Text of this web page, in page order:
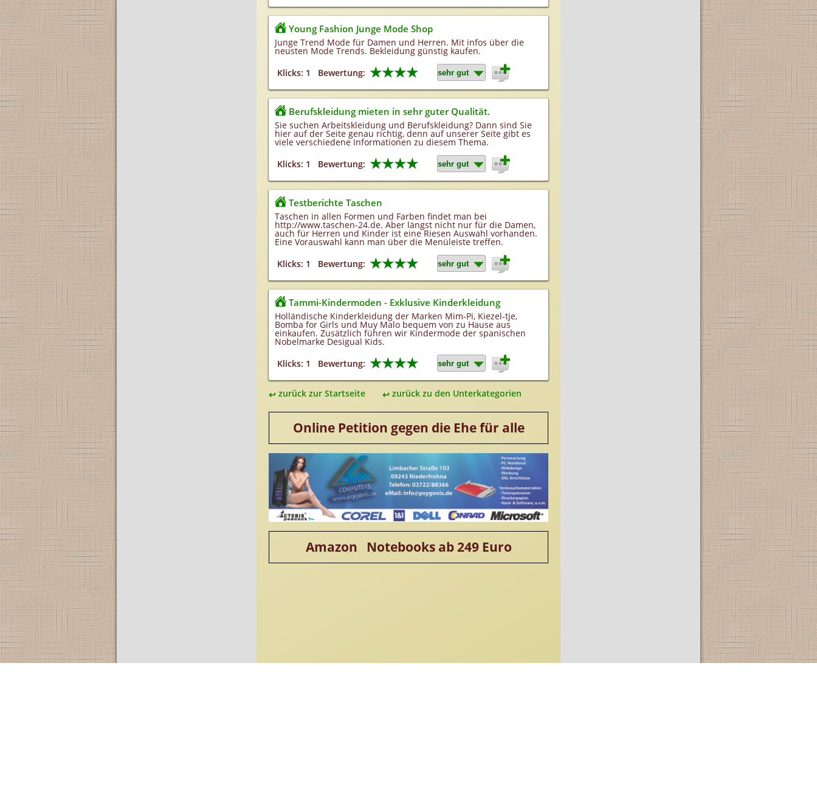
Young Fashion Junge Mode Shop
Junge Trend Mode für Damen und Herren. Mit infos über die
neusten Mode Trends. Bekleidung günstig kaufen.
Klicks: 1
Bewertung: ★★★★
Berufskleidung mieten in sehr guter Qualität.
Sie suchen Arbeitskleidung und Berufskleidung? Dann sind Sie
hier auf der Seite genau richtig, denn auf unserer Seite gibt es
viele verschiedene Informationen zu diesem Thema.
Klicks: 1
Bewertung: ★★★★
Testberichte Taschen
Taschen in allen Formen und Farben findet man bei
http://www.taschen-24.de. Aber längst nicht nur für die Damen,
auch für Herren und Kinder ist eine Riesen Auswahl vorhanden.
Eine Vorauswahl kann man über die Menüleiste treffen.
Klicks: 1
Bewertung: ★★★★
Tammi-Kindermoden - Exklusive Kinderkleidung
Holländische Kinderkleidung der Marken Mim-Pi, Kiezel-tje,
Bomba for Girls und Muy Malo bequem von zu Hause aus
einkaufen. Zusätzlich führen wir Kindermode der spanischen
Nobelmarke Desigual Kids.
Klicks: 1
Bewertung: ★★★★
zurück zur Startseite zurück zu den Unterkategorien
Online Petition gegen die Ehe für alle
Amazon Notebooks ab 249 Euro